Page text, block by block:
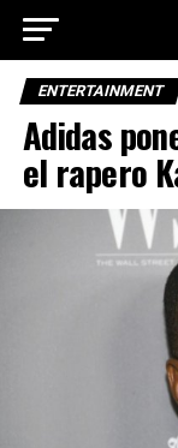
ENTERTAINMENT
Adidas
el rapero